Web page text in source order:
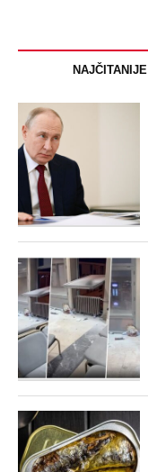
NAJČITANIJE